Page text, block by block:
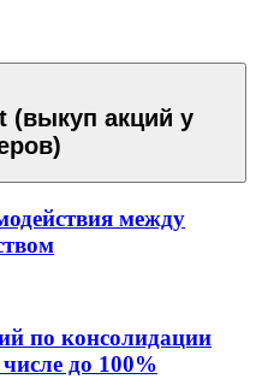
(выкуп акций у
между
по консолидации
до 100%